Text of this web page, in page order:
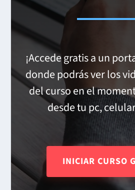
¡Accede gratis a un
donde podrás ver los
del curso en el
desde tu pc,
INICIAR CURSO